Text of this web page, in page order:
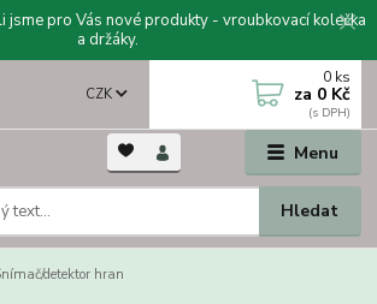
jsme pro Vás nové produkty - vroubkovací kolečka
a držáky.
Menu
CZK
Hledat
0 ks
za 0 Kč
detektor hran